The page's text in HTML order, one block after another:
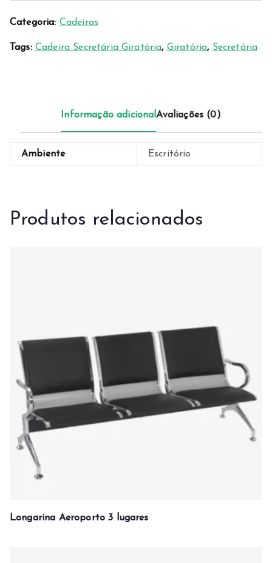
Categoria: Cadeiras
Tags: Cadeira Secretária Giratória, Giratória, Secretária
Informação adicionalAvaliações (0)
Ambiente Escritório
Produtos relacionados
Longarina Aeroporto 3 lugares